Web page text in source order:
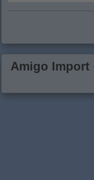
Amigo Import